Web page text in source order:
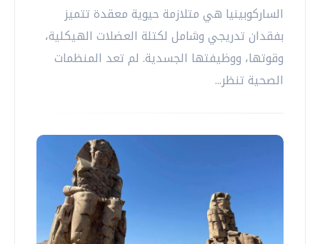
الساركوبينيا هي متلازمة حيوية معقدة تتميز
بفقدان تدريجي وشامل لكتلة العضلات الهيكلية،
وقوتها، ووظيفتها الجسدية. لم تعد المنظمات
الصحية تنظر...